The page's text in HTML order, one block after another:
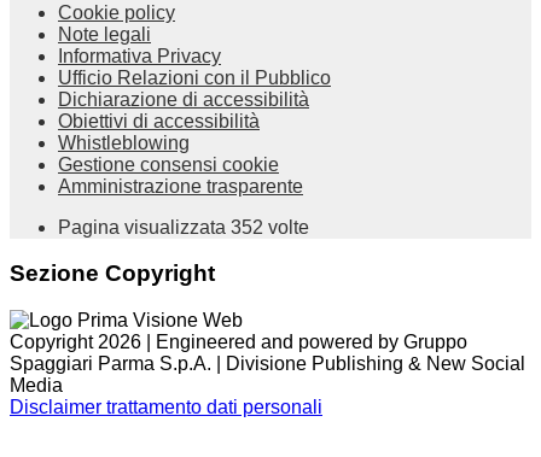
Cookie policy
Note legali
Informativa Privacy
Ufficio Relazioni con il Pubblico
Dichiarazione di accessibilità
Obiettivi di accessibilità
Whistleblowing
Gestione consensi cookie
Amministrazione trasparente
Pagina visualizzata 352 volte
Sezione Copyright
Copyright 2026 | Engineered and powered by Gruppo
Spaggiari Parma S.p.A. | Divisione Publishing & New Social
Media
Disclaimer trattamento dati personali